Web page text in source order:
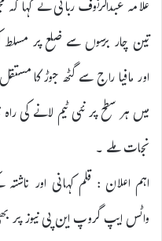
علامہ عبدالرئوف ربانی نے کہا
تین چار برسوں سے ضلع پر مسلط
اور مافیا راج سے گٹھ جوڑ کا
میں ہر سطح پر نئی ٹیم لانے کی
نجات ملے ۔
اہم اعلان : قلم کہانی اور
واٹس ایپ گروپ این پی نیوز پر